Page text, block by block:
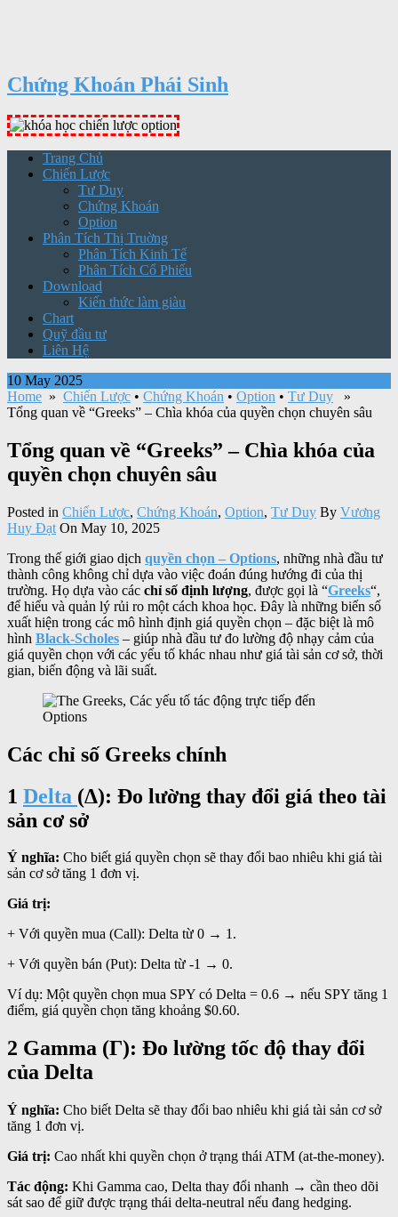
Chứng Khoán Phái Sinh
Trang Chủ
Chiến Lược
Tư Duy
Chứng Khoán
Option
Phân Tích Thị Truờng
Phân Tích Kinh Tế
Phân Tích Cổ Phiếu
Download
Kiến thức làm giàu
Chart
Quỹ đầu tư
Liên Hệ
10 May 2025
Home » Chiến Lược • Chứng Khoán • Option • Tư Duy »
Tổng quan về “Greeks” – Chìa khóa của quyền chọn chuyên sâu
Tổng quan về “Greeks” – Chìa khóa của
quyền chọn chuyên sâu
Posted in Chiến Lược, Chứng Khoán, Option, Tư Duy By Vương
Huy Đạt On May 10, 2025
Trong thế giới giao dịch quyền chọn – Options, những nhà đầu tư
thành công không chỉ dựa vào việc đoán đúng hướng đi của thị
trường. Họ dựa vào các chỉ số định lượng, được gọi là “Greeks“,
để hiểu và quản lý rủi ro một cách khoa học. Đây là những biến số
xuất hiện trong các mô hình định giá quyền chọn – đặc biệt là mô
hình Black-Scholes – giúp nhà đầu tư đo lường độ nhạy cảm của
giá quyền chọn với các yếu tố khác nhau như giá tài sản cơ sở, thời
gian, biến động và lãi suất.
Các chỉ số Greeks chính
1 Delta (Δ): Đo lường thay đổi giá theo tài
sản cơ sở
Ý nghĩa: Cho biết giá quyền chọn sẽ thay đổi bao nhiêu khi giá tài
sản cơ sở tăng 1 đơn vị.
Giá trị:
+ Với quyền mua (Call): Delta từ 0 → 1.
+ Với quyền bán (Put): Delta từ -1 → 0.
Ví dụ: Một quyền chọn mua SPY có Delta = 0.6 → nếu SPY tăng 1
điểm, giá quyền chọn tăng khoảng $0.60.
2 Gamma (Γ): Đo lường tốc độ thay đổi
của Delta
Ý nghĩa: Cho biết Delta sẽ thay đổi bao nhiêu khi giá tài sản cơ sở
tăng 1 đơn vị.
Giá trị: Cao nhất khi quyền chọn ở trạng thái ATM (at-the-money).
Tác động: Khi Gamma cao, Delta thay đổi nhanh → cần theo dõi
sát sao để giữ được trạng thái delta-neutral nếu đang hedging.